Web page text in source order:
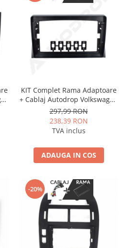
KIT Complet Rama Adaptoare
+ Cablaj Autodrop Volkswagen
T5 Multivan (2008-2015)
pentru Navigatie Multimedia
Android 9 inch
297,99 RON
238,39 RON
TVA inclus
ADAUGA IN COS
-20%